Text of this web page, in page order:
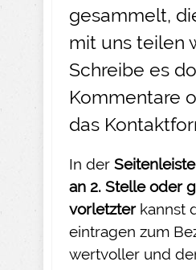
gesammelt,
mit uns teilen
Schreibe es
Kommentare
das
In der
an 2. Stelle oder
vorletzter kannst
eintragen zum
wertvoller und